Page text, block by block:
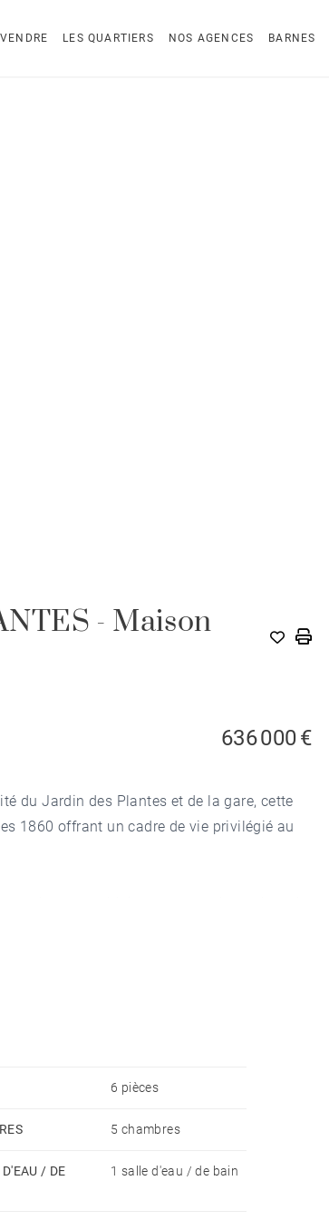
VENDRE LES QUARTIERS NOS AGENCES BARNES
- Maison
636 000 €
du Jardin des Plantes et de la gare, cette
1860 offrant un cadre de vie privilégié au
s'en dégage.
de réception bénéficient d'une belle
un ravissant jardin clos de murs et
permettant la création d'une chambre
6 pièces
5 chambres
/ DE
1 salle d'eau / de bain